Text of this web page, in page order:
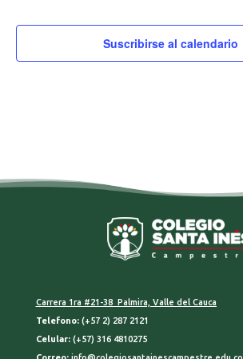
Suscribirse al calendario
Carrera 1ra #21-38 Palmira, Valle del Cauca
Telefono:(+57 2) 287 2121
Celular:(+57) 316 4810275